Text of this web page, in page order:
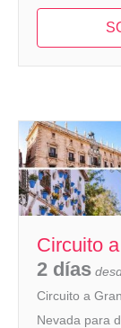
Circuito
2 días
Circuito a
Nevada para